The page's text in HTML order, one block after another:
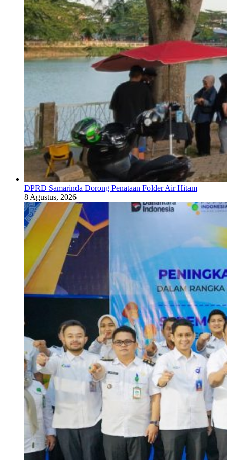
DPRD Samarinda Dorong Penataan Folder Air Hitam
8 Agustus, 2026